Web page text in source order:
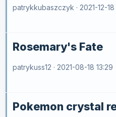
patrykkubaszczyk · 2021-12-
Rosemary's Fate
patrykuss12 · 2021-08-18 13:29
Pokemon crystal